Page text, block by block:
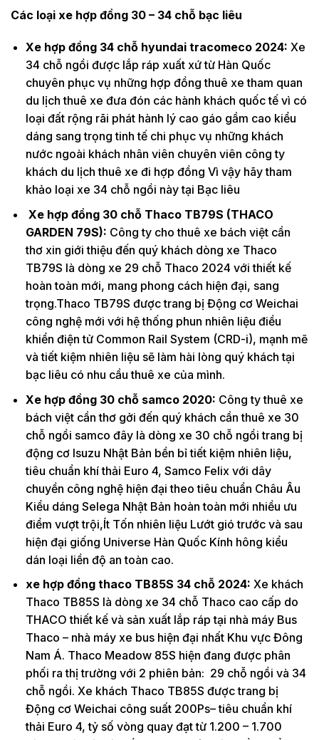
Các loại xe hợp đồng 30 – 34 chỗ bạc liêu
Xe hợp đồng 34 chỗ hyundai tracomeco 2024: Xe
34 chỗ ngồi được lắp ráp xuất xứ từ Hàn Quốc
chuyên phục vụ những hợp đồng thuê xe tham quan
du lịch thuê xe đưa đón các hành khách quốc tế vì có
loại đất rộng rãi phát hành lý cao gáo gầm cao kiểu
dáng sang trọng tinh tế chi phục vụ những khách
nước ngoài khách nhân viên chuyên viên công ty
khách du lịch thuê xe đi hợp đồng Vì vậy hãy tham
khảo loại xe 34 chỗ ngồi này tại Bạc liêu
Xe hợp đồng 30 chỗ Thaco TB79S (THACO
GARDEN 79S): Công ty cho thuê xe bách việt cần
thơ xin giới thiệu đến quý khách dòng xe Thaco
TB79S là dòng xe 29 chỗ Thaco 2024 với thiết kế
hoàn toàn mới, mang phong cách hiện đại, sang
trọng.Thaco TB79S được trang bị Động cơ Weichai
công nghệ mới với hệ thống phun nhiên liệu điều
khiển điện tử Common Rail System (CRD-i), mạnh mẽ
và tiết kiệm nhiên liệu sẽ làm hài lòng quý khách tại
bạc liêu có nhu cầu thuê xe của mình.
Xe hợp đồng 30 chỗ samco 2020: Công ty thuê xe
bách việt cần thơ gởi đến quý khách cần thuê xe 30
chỗ ngồi samco đây là dòng xe 30 chỗ ngồi trang bị
động cơ Isuzu Nhật Bản bền bỉ tiết kiệm nhiên liệu,
tiêu chuẩn khí thải Euro 4, Samco Felix với dây
chuyền công nghệ hiện đại theo tiêu chuẩn Châu Âu
Kiểu dáng Selega Nhật Bản hoàn toàn mới nhiều ưu
điểm vượt trội,Ít Tốn nhiên liệu Lướt gió trước và sau
hiện đại giống Universe Hàn Quốc Kính hông kiểu
dán loại liền độ an toàn cao.
xe hợp đồng thaco TB85S 34 chỗ 2024: Xe khách
Thaco TB85S là dòng xe 34 chỗ Thaco cao cấp do
THACO thiết kế và sản xuất lắp ráp tại nhà máy Bus
Thaco – nhà máy xe bus hiện đại nhất Khu vực Đông
Nam Á. Thaco Meadow 85S hiện đang được phân
phối ra thị trường với 2 phiên bản: 29 chỗ ngồi và 34
chỗ ngồi. Xe khách Thaco TB85S được trang bị
Động cơ Weichai công suất 200Ps– tiêu chuẩn khí
thải Euro 4, tỷ số vòng quay đạt từ 1.200 – 1.700